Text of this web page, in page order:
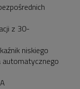
z 30-
niskiego
automatycznego